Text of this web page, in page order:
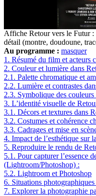
Affiche Retour vers le Futur
détail (montre, doudoune,
Au programme : masquer
1. Résumé du film et acteurs
2. Couleur et lumière dans
2.1. Palette chromatique et
2.2. Lumière et contrastes
2.3. Symbolique des
3. L’identité visuelle de
3.1. Décors et textures dans
3.2. Costumes et cohérence
3.3. Cadrages et mise en
4. Impact de l’esthétique sur
5. Reproduire le rendu de
5.1. Pour capturer l’essence
(Lightroom/Photoshop) :
5.2. Lightroom et Photoshop
6. Situations photographiques
7. Explorer la photographie